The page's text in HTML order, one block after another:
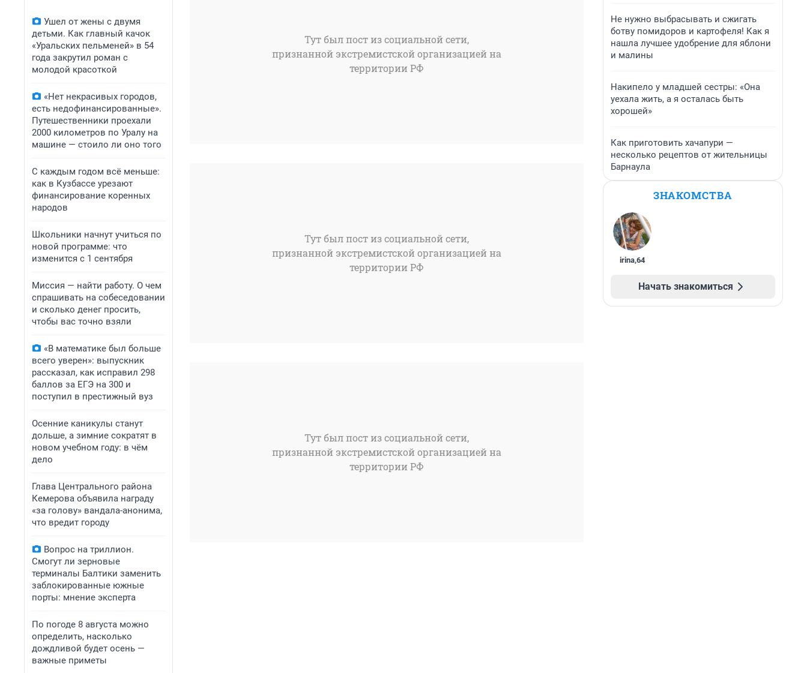
Ушел от жены с двумя
детьми. Как главный качок
«Уральских пельменей» в 54
года закрутил роман с
молодой красоткой
«Нет некрасивых городов,
есть недофинансированные».
Путешественники проехали
2000 километров по Уралу на
машине — стоило ли оно того
С каждым годом всё меньше:
как в Кузбассе урезают
финансирование коренных
народов
Школьники начнут учиться по
новой программе: что
изменится с 1 сентября
Миссия — найти работу. О чем
спрашивать на собеседовании
и сколько денег просить,
чтобы вас точно взяли
«В математике был больше
всего уверен»: выпускник
рассказал, как исправил 298
баллов за ЕГЭ на 300 и
поступил в престижный вуз
Осенние каникулы станут
дольше, а зимние сократят в
новом учебном году: в чём
дело
Глава Центрального района
Кемерова объявила награду
«за голову» вандала-анонима,
что вредит городу
Вопрос на триллион.
Смогут ли зерновые
терминалы Балтики заменить
заблокированные южные
порты: мнение эксперта
По погоде 8 августа можно
определить, насколько
дождливой будет осень —
важные приметы
Тут был пост из социальной сети,
признанной экстремистской организацией на
территории РФ
Тут был пост из социальной сети,
признанной экстремистской организацией на
территории РФ
Тут был пост из социальной сети,
признанной экстремистской организацией на
территории РФ
Не нужно выбрасывать и сжигать
ботву помидоров и картофеля! Как я
нашла лучшее удобрение для яблони
и малины
Накипело у младшей сестры: «Она
уехала жить, а я осталась быть
хорошей»
Как приготовить хачапури —
несколько рецептов от жительницы
Барнаула
ЗНАКОМСТВА
irina,64
Начать знакомиться